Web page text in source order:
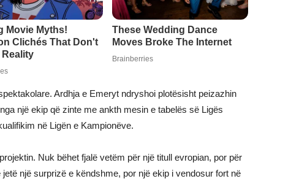
Ardhja e Emeryt ndryshoi plotësisht peizazhin
një ekip që zinte me ankth mesin e tabelës së Ligës
në Ligën e Kampionëve.
Nuk bëhet fjalë vetëm për një titull evropian, por për
një surprizë e këndshme, por një ekip i vendosur fort në